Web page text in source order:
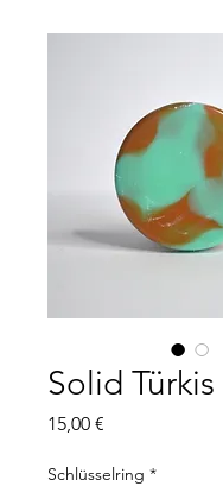
Solid
15,00 €
Schlüsselring *